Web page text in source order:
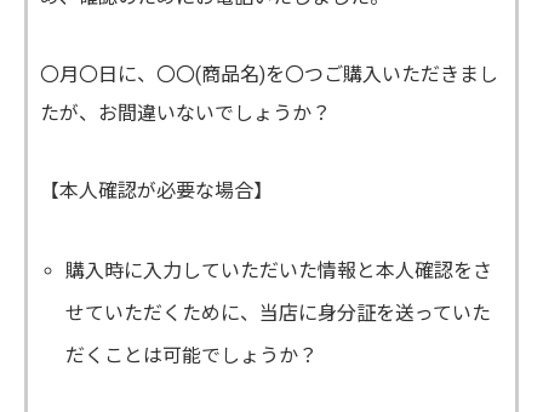
〇月〇日に、〇〇(商品名)を〇つご購入いただきまし
たが、お間違いないでしょうか？
【本人確認が必要な場合】
購入時に入力していただいた情報と本人確認をさ
せていただくために、当店に身分証を送っていた
だくことは可能でしょうか？